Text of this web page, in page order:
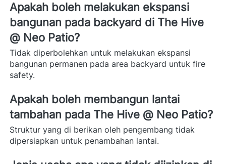
Apakah boleh melakukan ekspansi
bangunan pada backyard di The Hive
@ Neo Patio?
Tidak diperbolehkan untuk melakukan ekspansi
bangunan permanen pada area backyard untuk fire
safety.
Apakah boleh membangun lantai
tambahan pada The Hive @ Neo Patio?
Struktur yang di berikan oleh pengembang tidak
dipersiapkan untuk penambahan lantai.